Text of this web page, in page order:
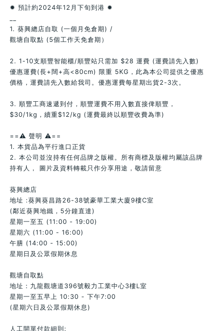
✹ 預計約2024年12月下旬到港 ✹
1. 葵興總店自取 (一個月免倉期) /
觀塘自取點 (5個工作天免倉期）
2. 1-10支順豐智能櫃/順豐站只需加 $28 運費 (運費請先入數)
優惠運費(長+闊+高<80cm) 限重 5KG，此為本公司提供之優惠
價格，運費請先入數給我司。優惠運費每星期出貨2-3次。
3. 順豐工商速遞到付，順豐運費不用入數直接俾順豐，
$30/1kg，續重$12/kg (運費最終以順豐收費為準)
==⚠️ 聲明 ⚠️==
1. 本貨品為平行進口正貨
2. 本公司並沒持有任何品牌之版權。所有商標及版權均屬該品牌
持有人， 圖片及資料轉載只作分享用途，敬請留意
葵興總店
地址 :葵興葵昌路26-38號豪華工業大廈9樓C室
(鄰近葵興地鐵，5分鐘直達)
星期一至五 (11:00 - 19:00)
星期六 (11:00 - 16:00)
午膳 (14:00 - 15:00)
星期日及公眾假期休息
觀塘自取點
地址：九龍觀塘道396號毅力工業中心3樓L室
星期一至五早上 10:30 - 下午7:00
(星期六日及公眾假期休息)
人工開單付款細則: